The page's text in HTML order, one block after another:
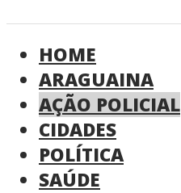
HOME
ARAGUAINA
AÇÃO POLICIAL
CIDADES
POLÍTICA
SAÚDE